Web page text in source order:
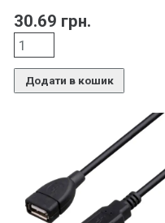
30.69 грн.
Додати в кошик